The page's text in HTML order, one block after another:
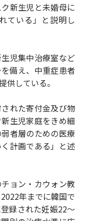
新生児と未婚母に
ている」と説明し
児集中治療室など
備え、中重症患者
供している。
れた寄付金及び物
生児家庭をきめ細
者層のための医療
計画である」と述
ョン・カウォン教
年までに韓国で
録された妊娠22〜